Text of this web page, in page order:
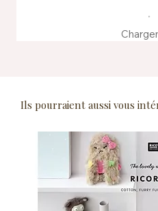
Ils pourraient aussi vous